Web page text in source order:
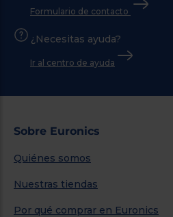
Formulario de contacto
¿Necesitas ayuda?
Ir al centro de ayuda
Sobre Euronics
Quiénes somos
Nuestras tiendas
Por qué comprar en Euronics